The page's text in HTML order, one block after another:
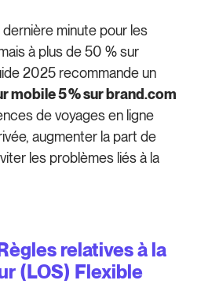
minute pour les
à plus de 50 % sur
2025 recommande un
mobile 5 % sur brand.com
de voyages en ligne
augmenter la part de
les problèmes liés à la
relatives à la
(LOS) Flexible